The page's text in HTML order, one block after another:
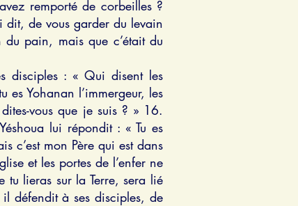
remporté de corbeilles ?
dit, de vous garder du levain
pain, mais que c’était du
disciples : « Qui disent les
es Yohanan l’immergeur, les
vous que je suis ? » 16.
lui répondit : « Tu es
c’est mon Père qui est dans
et les portes de l’enfer ne
tu lieras sur la Terre, sera lié
défendit à ses disciples, de